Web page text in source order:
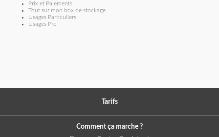
Prix et Paiements
Tout sur mon box de stockage
Usages Particuliers
Usages Pro
Tarifs
Comment ça marche ?